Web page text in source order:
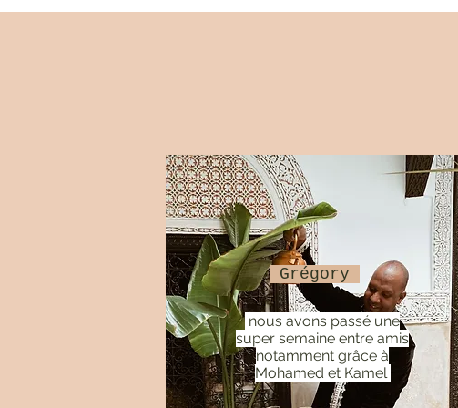
nous avons passé une
super semaine entre amis
notamment grâce à
Mohamed et Kamel
Grégory